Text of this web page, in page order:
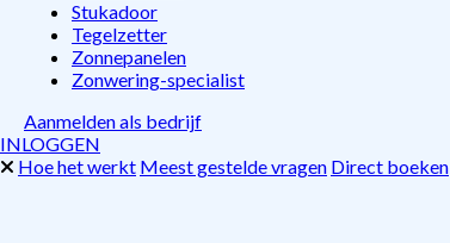
Stukadoor
Tegelzetter
Zonnepanelen
Zonwering-specialist
Aanmelden als bedrijf
INLOGGEN
Hoe het werkt Meest gestelde vragen Direct boeken